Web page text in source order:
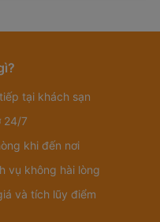
tại khách sạn
24/7
khi đến nơi
vụ không hài lòng
và tích lũy điểm